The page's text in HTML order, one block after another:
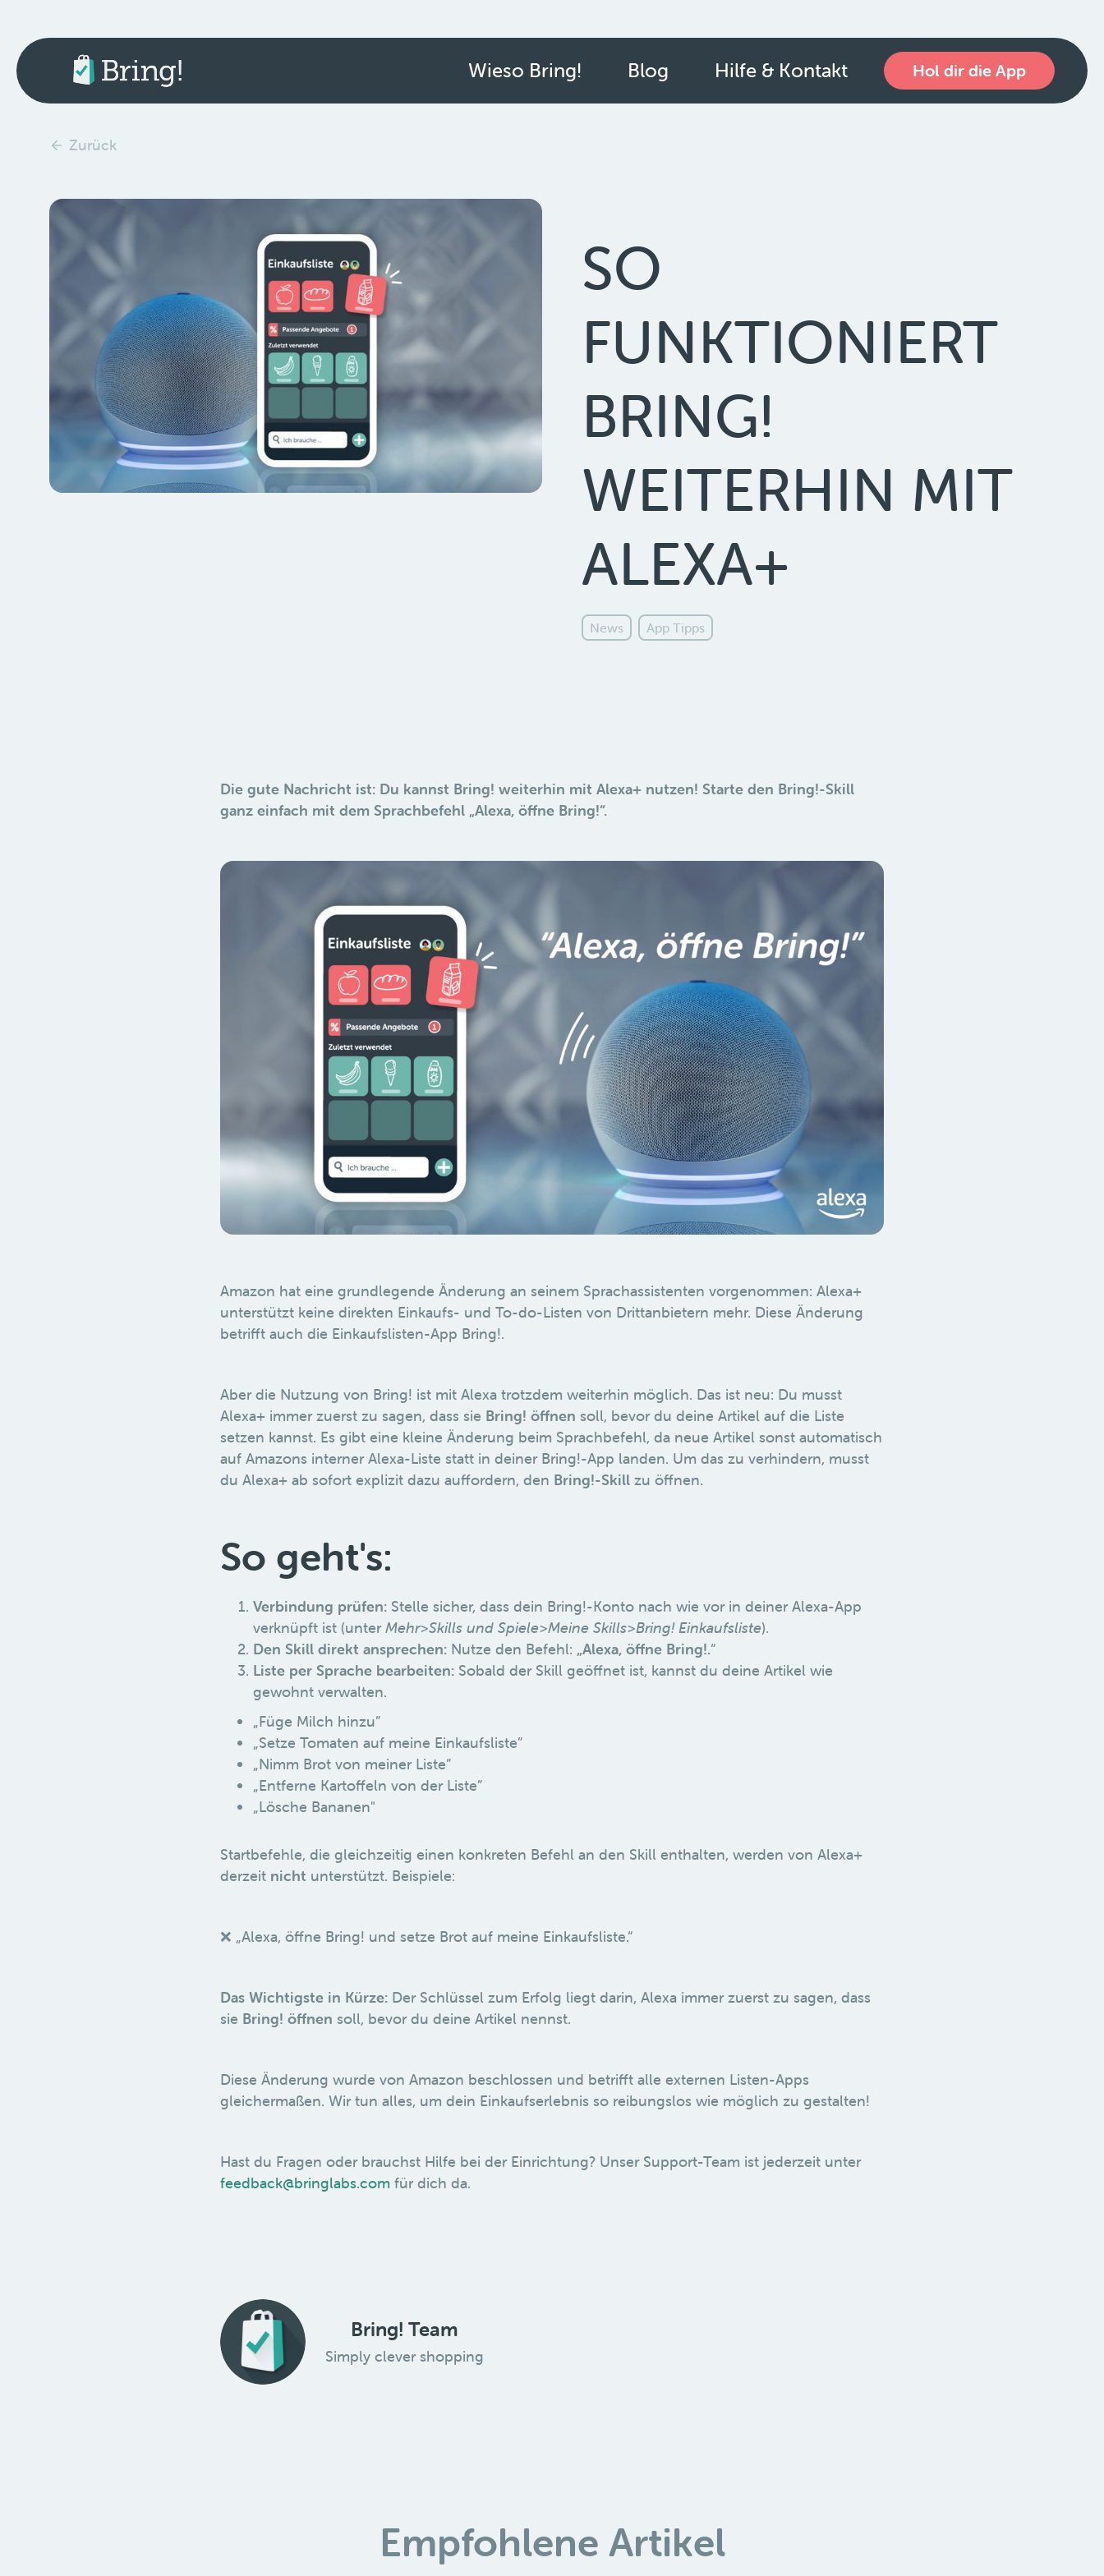
Wieso Bring! Blog Hilfe & Kontakt Hol dir die App
Zurück
SO
FUNKTIONIERT
BRING!
WEITERHIN MIT
ALEXA+
News App Tipps
Die gute Nachricht ist: Du kannst Bring! weiterhin mit Alexa+ nutzen! Starte den Bring!-Skill
ganz einfach mit dem Sprachbefehl „Alexa, öffne Bring!“.
Amazon hat eine grundlegende Änderung an seinem Sprachassistenten vorgenommen: Alexa+
unterstützt keine direkten Einkaufs- und To-do-Listen von Drittanbietern mehr. Diese Änderung
betrifft auch die Einkaufslisten-App Bring!.
Aber die Nutzung von Bring! ist mit Alexa trotzdem weiterhin möglich. Das ist neu: Du musst
Alexa+ immer zuerst zu sagen, dass sie Bring! öffnen soll, bevor du deine Artikel auf die Liste
setzen kannst. Es gibt eine kleine Änderung beim Sprachbefehl, da neue Artikel sonst automatisch
auf Amazons interner Alexa-Liste statt in deiner Bring!-App landen. Um das zu verhindern, musst
du Alexa+ ab sofort explizit dazu auffordern, den Bring!-Skill zu öffnen.
So geht's:
Verbindung prüfen: Stelle sicher, dass dein Bring!-Konto nach wie vor in deiner Alexa-App
verknüpft ist (unterMehr>Skills und Spiele>Meine Skills>Bring! Einkaufsliste).
Den Skill direkt ansprechen: Nutze den Befehl: „Alexa, öffne Bring!.“
Liste per Sprache bearbeiten: Sobald der Skill geöffnet ist, kannst du deine Artikel wie
gewohnt verwalten.
„Füge Milch hinzu”
„Setze Tomaten auf meine Einkaufsliste”
„Nimm Brot von meiner Liste”
„Entferne Kartoffeln von der Liste”
„Lösche Bananen"
Startbefehle, die gleichzeitig einen konkreten Befehl an den Skill enthalten, werden von Alexa+
derzeit nicht unterstützt. Beispiele:
❌ „Alexa, öffne Bring! und setze Brot auf meine Einkaufsliste.“
Das Wichtigste in Kürze: Der Schlüssel zum Erfolg liegt darin, Alexa immer zuerst zu sagen, dass
sie Bring! öffnen soll, bevor du deine Artikel nennst.
Diese Änderung wurde von Amazon beschlossen und betrifft alle externen Listen-Apps
gleichermaßen. Wir tun alles, um dein Einkaufserlebnis so reibungslos wie möglich zu gestalten!
Hast du Fragen oder brauchst Hilfe bei der Einrichtung? Unser Support-Team ist jederzeit unter
feedback@bringlabs.com für dich da.
Bring! Team
Simply clever shopping
Empfohlene Artikel